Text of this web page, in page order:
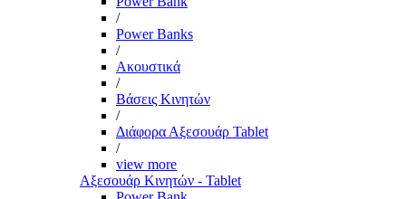
/
Power Banks
/
Ακουστικά
/
Βάσεις Κινητών
/
Διάφορα Αξεσουάρ Tablet
/
view more
Αξεσουάρ Κινητών - Tablet